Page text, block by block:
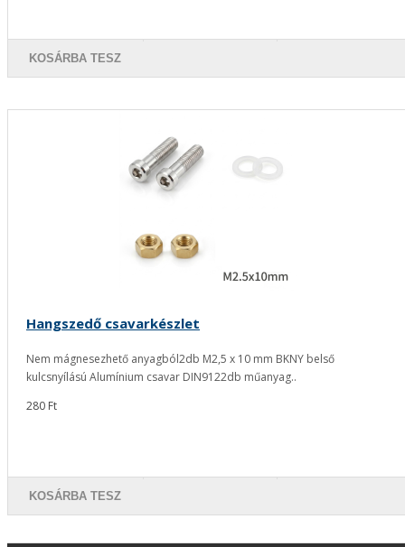
KOSÁRBA TESZ
Hangszedő csavarkészlet
Nem mágnesezhető anyagból2db M2,5 x 10 mm BKNY belső
kulcsnyílású Alumínium csavar DIN9122db műanyag..
280 Ft
KOSÁRBA TESZ